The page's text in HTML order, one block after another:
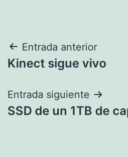
Navegación
de
entradas
Entrada anterior
Kinect sigue vivo
Entrada siguiente
SSD de un 1TB de